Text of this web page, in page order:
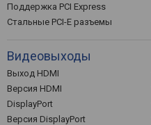
Поддержка PCI Express
Стальные PCI-E разъемы
Видеовыходы
Выход HDMI
Версия HDMI
DisplayPort
Версия DisplayPort